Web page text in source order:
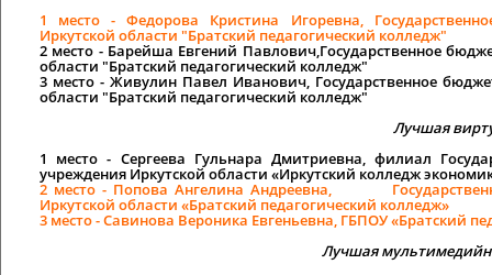
1 место - Федорова Кристина Игоревна,
Иркутской области "Братский педагогический колледж"
2 место - Барейша Евгений Павлович,Государственное
области "Братский педагогический колледж"
3 место - Живулин Павел Иванович, Государственное
области "Братский педагогический колледж"
Лучшая
1 место - Сергеева Гульнара Дмитриевна, филиал
учреждения Иркутской области «Иркутский колледж
2 место - Попова Ангелина Андреевна,
Иркутской области «Братский педагогический колледж»
3 место- Савинова Вероника Евгеньевна, ГБПОУ «Братский
Лучшая